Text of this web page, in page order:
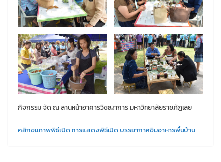
กิจกรรม จัด ณ ลานหน้าอาคารวิชญาการ มหาวิทยาลัยราชภัฏเลย
คลิกชมภาพพิธีเปิดการแสดงพิธีเปิดบรรยากาศชิมอาหารพื้นบ้าน